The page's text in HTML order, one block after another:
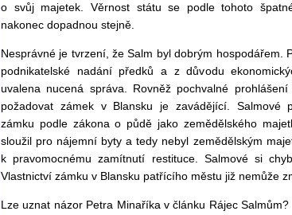
o svůj majetek. Věrnost státu se podle tohoto
nakonec dopadnou stejně.
Nesprávné je tvrzení, že Salm byl dobrým hospodářem.
podnikatelské nadání předků a z důvodu
uvalena nucená správa. Rovněž pochvalné
požadovat zámek v Blansku je zavádějící. Salmové
zámku podle zákona o půdě jako zemědělského
sloužil pro nájemní byty a tedy nebyl zemědělským
k pravomocnému zamítnutí restituce. Salmové si
Vlastnictví zámku v Blansku patřícího městu již nemůže
Lze uznat názor Petra Minaříka v článku Rájec